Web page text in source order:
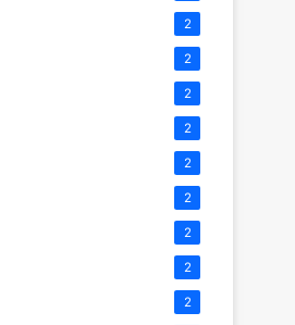
2
2
2
2
2
2
2
2
2